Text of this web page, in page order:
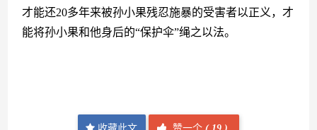
才能还20多年来被孙小果残忍施暴的受害者以正义，才
能将孙小果和他身后的“保护伞”绳之以法。